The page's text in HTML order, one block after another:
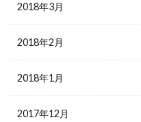
2018年3月
2018年2月
2018年1月
2017年12月